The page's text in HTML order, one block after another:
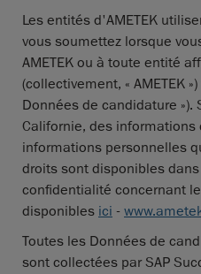
Les entités d'AMETEK
vous soumettez lorsque
AMETEK ou à toute entité
(collectivement, « AMETEK
Données de candidature »).
Californie, des informations
informations personnelles
droits sont disponibles
confidentialité concernant
disponibles ici -
Toutes les Données de
sont collectées par SAP